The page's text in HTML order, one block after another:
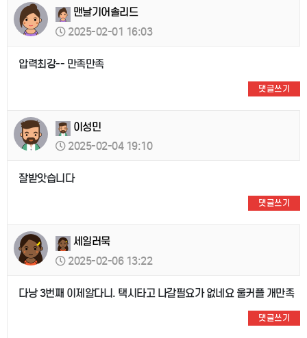
맨날기어솔리드
2025-02-01 16:03
압력최강-- 만족만족
댓글쓰기
이성민
2025-02-04 19:10
잘받앗습니다
댓글쓰기
세일러묵
2025-02-06 13:22
다낭 3번째 이제알다니. 택시타고 나갈필요가 없네요 울커플 개만족
댓글쓰기